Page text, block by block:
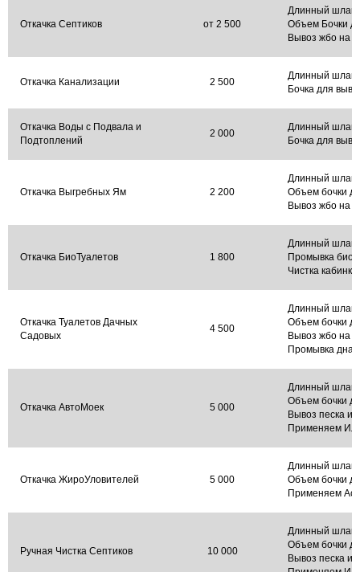
Откачка Септиков от 2 500
Длинный
Объем Бочки
Вывоз жбо на
Откачка Канализации 2 500
Длинный
Бочка для
Откачка Воды с Подвала и
Подтоплений
2 000
Длинный
Бочка для
Откачка Выгребных Ям 2 200
Длинный
Объем бочки
Вывоз жбо на
Откачка БиоТуалетов 1 800
Длинный
Промывка
Чистка кабинки
Откачка Туалетов Дачных
Садовых
4 500
Длинный
Объем бочки
Вывоз жбо на
Промывка дна
Откачка АвтоМоек 5 000
Длинный
Объем бочки
Вывоз песка и
Применяем
Откачка ЖироУловителей 5 000
Длинный
Объем бочки
Применяем
Ручная Чистка Септиков 10 000
Длинный
Объем бочки
Вывоз песка и